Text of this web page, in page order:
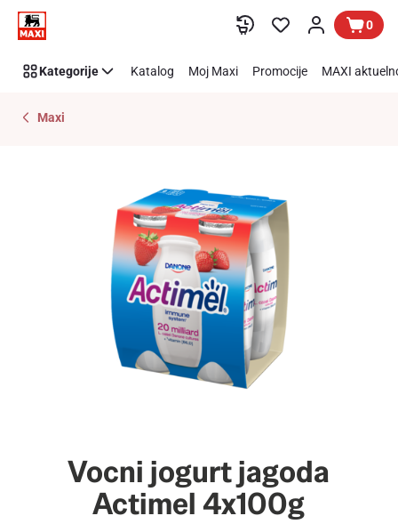
Preskoči link 0
Kategorije Katalog Moj Maxi Promocije MAXI
Maxi
Vocni jogurt jagoda
Actimel 4x100g